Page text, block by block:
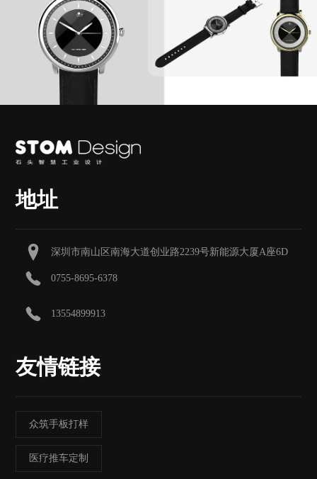
地址
深圳市南山区南海大道创业路2239号新能源大厦A座6D
0755-8695-6378
13554899913
友情链接
众筑手板打样
医疗推车定制